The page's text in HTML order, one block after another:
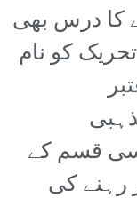
کا درس بھی
کو نام
قسم کے
رہنے کی